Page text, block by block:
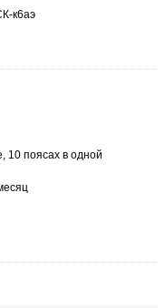
к6аэ
10 поясах в одной